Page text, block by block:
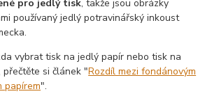
pro jedlý tisk, takže jsou obrázky
používaný jedlý potravinářský inkoust
vybrat tisk na jedlý papír nebo tisk na
si článek "Rozdíl mezi fondánovým
papírem".